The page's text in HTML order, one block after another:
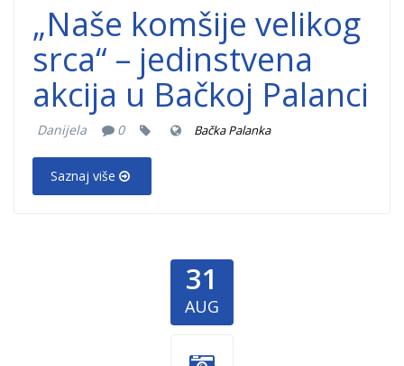
„Naše komšije velikog
srca“ – jedinstvena
akcija u Bačkoj Palanci
Danijela 0 Bačka Palanka
Saznaj više
31
AUG